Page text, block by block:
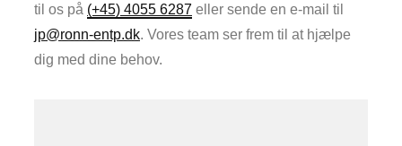
til os på (+45) 4055 6287 eller sende en e-mail til
jp@ronn-entp.dk. Vores team ser frem til at hjælpe
dig med dine behov.